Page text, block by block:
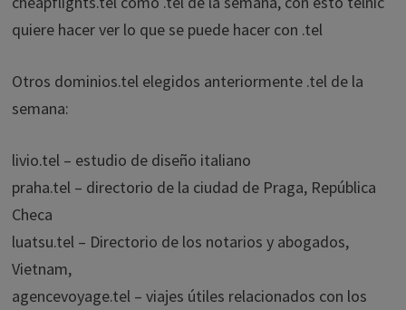
quiere hacer ver lo que se puede hacer con .tel
Otros dominios.tel elegidos anteriormente .tel de la
semana:
livio.tel – estudio de diseño italiano
praha.tel – directorio de la ciudad de Praga, República
Checa
luatsu.tel – Directorio de los notarios y abogados,
Vietnam,
agencevoyage.tel – viajes útiles relacionados con los